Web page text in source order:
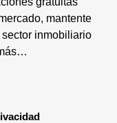
mantente
inmobiliario